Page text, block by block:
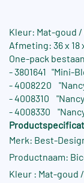
Kleur: Mat-goud
Afmeting: 36 x 18
One-pack
- 3801641 "Mini-
- 4008220
- 4008310
- 4008330
Merk: Best-
Productnaam:
Kleur : Mat-goud